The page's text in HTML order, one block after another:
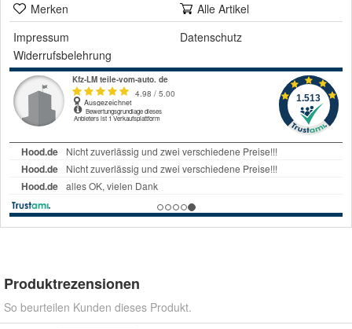
Merken
Alle Artikel
Impressum
Datenschutz
Widerrufsbelehrung
Produktrezensionen
So beurteilen Kunden dieses Produkt.